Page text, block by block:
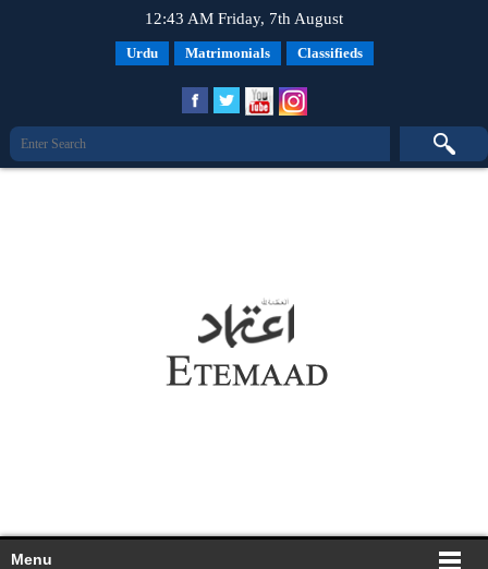
12:43 AM Friday, 7th August
Urdu Matrimonials Classifieds
Menu